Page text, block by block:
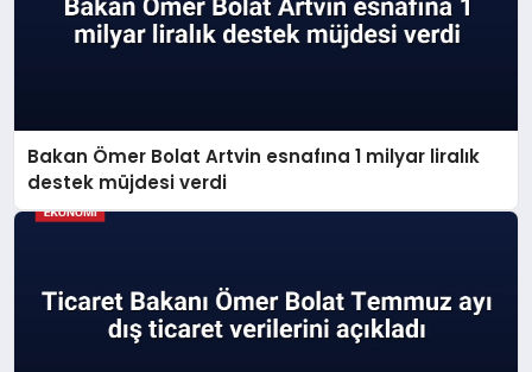
Bakan Ömer Bolat Artvin esnafına 1 milyar liralık
destek müjdesi verdi